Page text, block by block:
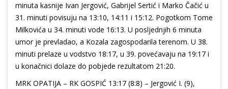
minuta kasnije Ivan Jergović, Gabrijel Sertić i Marko Čačić u
31. minuti povisuju na 13:10, 14:11 i 15:12. Pogotkom Tome
Milkovića u 34. minuti vode 16:13. U posljednjih 6 minuta
umor je prevladao, a Kozala zagospodarila terenom. U 38.
minuti prelaze u vodstvo 18:17, u 39. povećavaju na 19:17 i
u konačnici dolaze do pobjede rezultatom 21:20.
MRK OPATIJA – RK GOSPIĆ 13:17 (8:8) – Jergović I. (9),